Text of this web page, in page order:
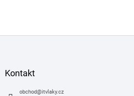
Kontakt
obchod@itvlaky.cz